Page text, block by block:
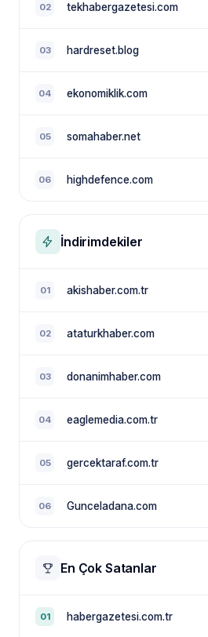
02 tekhabergazetesi.com
03 hardreset.blog
04 ekonomiklik.com
05 somahaber.net
06 highdefence.com
İndirimdekiler
01 akishaber.com.tr
02 ataturkhaber.com
03 donanimhaber.com
04 eaglemedia.com.tr
05 gercektaraf.com.tr
06 Gunceladana.com
En Çok Satanlar
01 habergazetesi.com.tr
NewsTanıtım AI Asistan